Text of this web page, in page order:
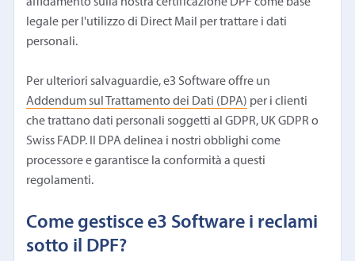
legale per l'utilizzo di Direct Mail per trattare i dati
personali.
Per ulteriori salvaguardie, e3 Software offre un
Addendum sul Trattamento dei Dati (DPA) per i clienti
che trattano dati personali soggetti al GDPR, UK GDPR o
Swiss FADP. Il DPA delinea i nostri obblighi come
processore e garantisce la conformità a questi
regolamenti.
Come gestisce e3 Software i reclami
sotto il DPF?